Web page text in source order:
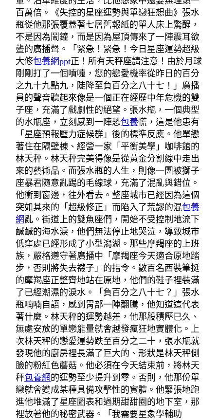
百萬倍。《失控的星座運勢與單戀狂想曲》張水
瓶從他那張覆蓋著七層舊報紙的單人床上驚醒，
不是因為鬧鐘，而是因為屋頂傳來了一陣震耳欲
聾的廣播聲。「緊急！緊急！今日星座運勢超級
大修包養網ppt正！所有天秤座請注意！由於月球
剛剛打了一個噴嚏，您的戀愛機率從昨日的百分
之九十九點九，陡降至負百分之八十七！」廣播
員的聲音聽起來像是一個正在經歷中年危機的雙
子座，充滿了戲劇性的絕望。張水瓶，一個典型
的水瓶座，立刻感到一陣恐包養慌，這是他患有
「星座預報壓力症候群」後的標準反應。他單戀
著住在隔壁棟、經營一家「平衡美學」咖啡館的
林天秤。林天秤完美得像是從黃金分割線中走出
來的藝術品。而張水瓶的人生，則像一團被獅子
座暴君隨意亂踢的毛線球，充滿了混亂與錯位。
他衝到窗邊，往外看去。整座城市已經因為這個
突如其來的「超級修正」而陷入了荒謬的混包養
網亂。街道上的雙魚座們，開始不受控制地流下
鹹鹹的海水淚，他們無法停止地哭泣，導致城市
低窪處已經形成了小型潟湖。那些摩羯座的上班
族，嚴格遵守著廣播中「摩羯座今天適合原地踏
步，否則將失去襪子」的指令。數百名西裝筆挺
的摩羯座正整齊地站在原地，他們的鞋子裡裝滿
了已經潮濕的淚水。「負百分之八十七？」張水
瓶喃喃自語，感到胃部一陣翻騰，他知道這代表
著什麼。林天秤的運勢越差，他那股積壓已久、
無處安放的單戀能量就會越發瘋狂地實體化。上
次林天秤的戀愛運勢跌至百分之二十，張水瓶就
發現他的廚房裡長滿了巨大的、形狀是林天秤側
臉的粉紅色蘑菇。他必須在今天結束前，將林天
秤包養網 的運勢至少提升到零。否則，他那份單
戀就會變成某種具備攻擊性的實體。他緊張地跑
進他堆滿了星座圖表和過期甜甜圈的地下室，那
裡放著他的秘密武器。「我需要星象學輔助